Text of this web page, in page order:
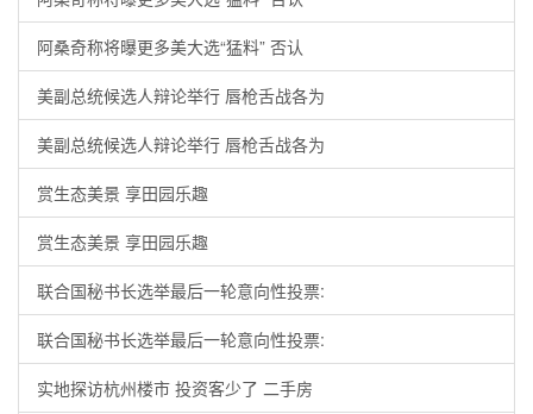
阿桑奇称将曝更多美大选“猛料” 否认
美副总统候选人辩论举行 唇枪舌战各为
美副总统候选人辩论举行 唇枪舌战各为
赏生态美景 享田园乐趣
赏生态美景 享田园乐趣
联合国秘书长选举最后一轮意向性投票:
联合国秘书长选举最后一轮意向性投票:
实地探访杭州楼市 投资客少了 二手房